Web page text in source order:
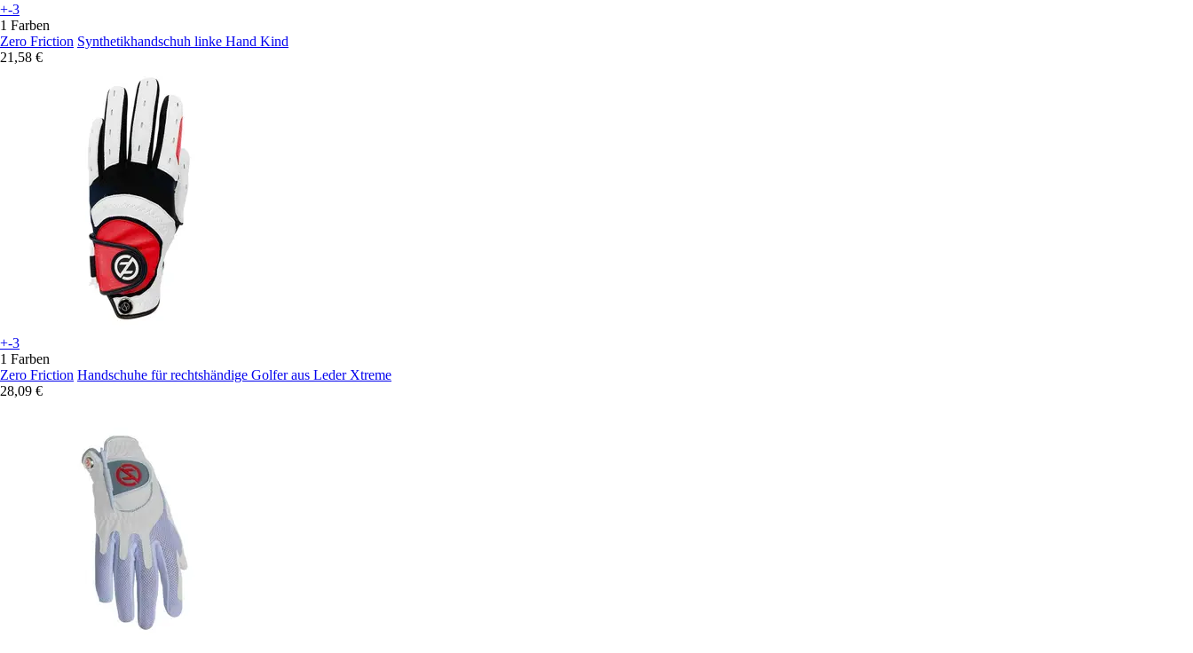
+-3
1 Farben
Zero Friction Synthetikhandschuh linke Hand Kind
21,58 €
+-3
1 Farben
Zero Friction Handschuhe für rechtshändige Golfer aus Leder Xtreme
28,09 €